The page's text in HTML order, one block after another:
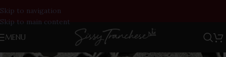
Skip to navigation
Skip to main content
MENU